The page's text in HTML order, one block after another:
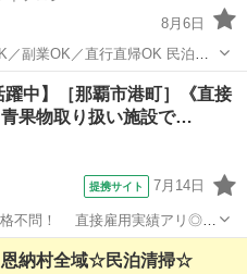
8月6日
業OK／直行直帰OK 民泊施
除
真報告 ・簡単な事務作業等あり
掃 スタッフ
躍中】［那覇市港町］《直接
果物取り扱い施設で…
提携サイト 7月14日
不問！ 直接雇用実績アリ◎
内での青果や野
納村全域☆民泊清掃☆